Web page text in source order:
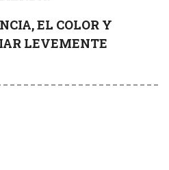
EL COLOR Y
LEVEMENTE